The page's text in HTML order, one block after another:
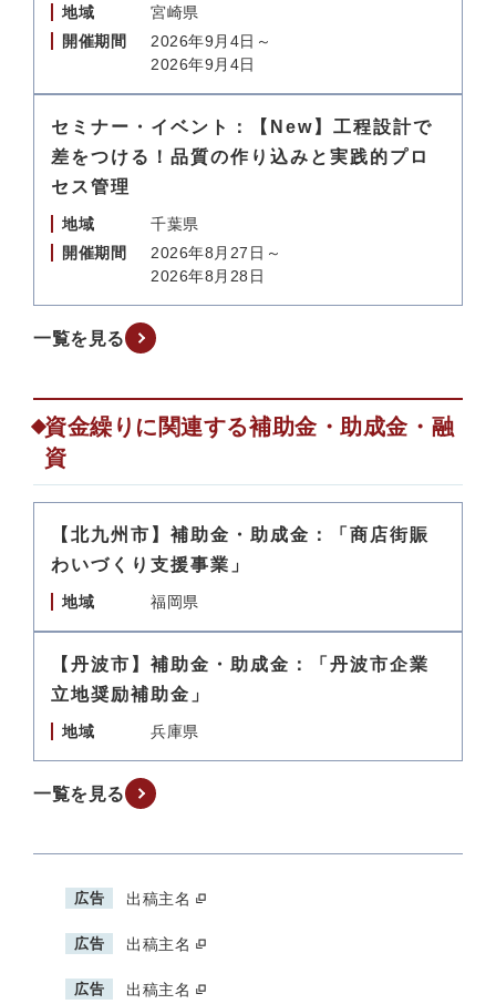
地域
宮崎県
開催期間
2026年9月4日～
2026年9月4日
セミナー・イベント：【New】工程設計で
差をつける！品質の作り込みと実践的プロ
セス管理
地域
千葉県
開催期間
2026年8月27日～
2026年8月28日
一覧を見る
資金繰りに関連する補助金・助成金・融
資
【北九州市】補助金・助成金：「商店街賑
わいづくり支援事業」
地域 福岡県
【丹波市】補助金・助成金：「丹波市企業
立地奨励補助金」
地域 兵庫県
一覧を見る
広告 出稿主名
広告 出稿主名
広告 出稿主名